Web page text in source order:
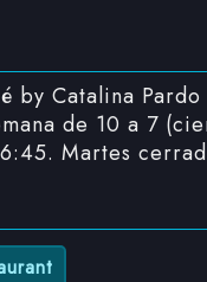
by Catalina Pardo
de 10 a 7
Martes